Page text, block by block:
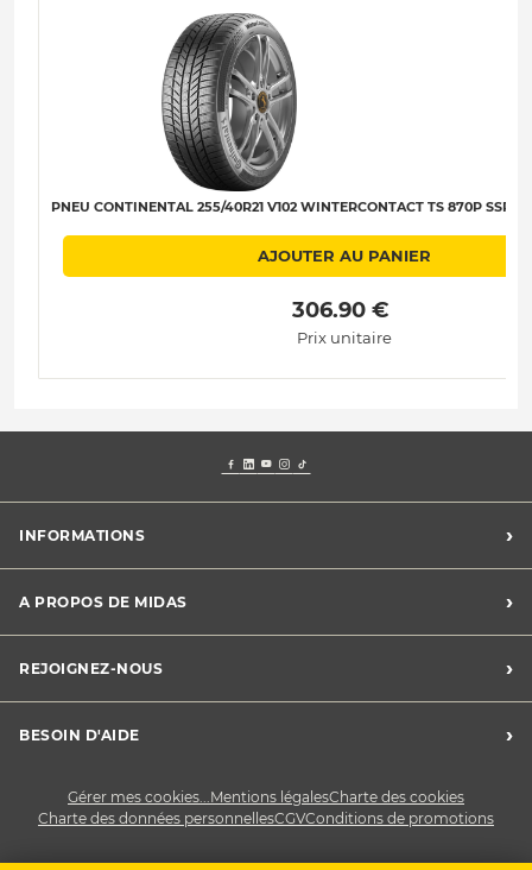
PNEU CONTINENTAL 255/40R21 V102 WINTERCONTACT TS 870P SSR
AJOUTER AU PANIER
306.90 €
Prix unitaire
INFORMATIONS ›
Charte des cookies
Charte des données personnelles
CGV
Conditions de promotions
A PROPOS DE MIDAS ›
Midas France
Développement durable
REJOIGNEZ-NOUS ›
Devenez franchisé
BESOIN D'AIDE ›
Gérer mes cookies...Mentions légalesCharte des cookies
Charte des données personnellesCGVConditions de promotions